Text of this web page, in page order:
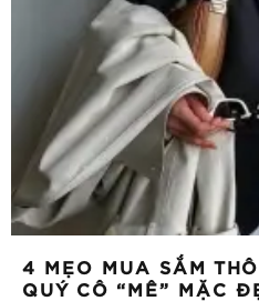
4 MẸO MUA SẮM
QUÝ CÔ “MÊ” MẶC